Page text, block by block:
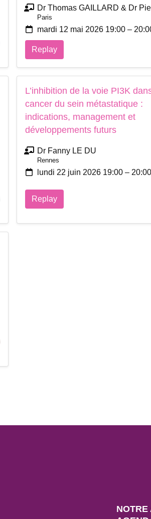
Dr Thomas GAILLARD & Dr
Paris
mardi 12 mai 2026 19:00 –
Replay
L’inhibition de la voie PI3K
cancer du sein métastatique :
indications, management et
développements futurs
Dr Fanny LE DU
Rennes
lundi 22 juin 2026 19:00 – 20:00
Replay
NOTRE